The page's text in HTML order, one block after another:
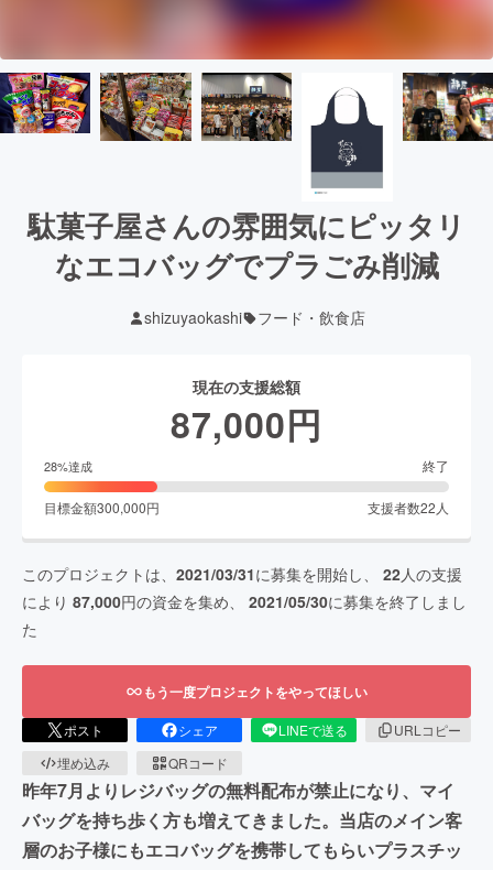
駄菓子屋さんの雰囲気にピッタリ
なエコバッグでプラごみ削減
shizuyaokashi フード・飲食店
現在の支援総額
87,000円
28%達成 終了
目標金額300,000円 支援者数22 人
このプロジェクトは、 2021/03/31に募集を開始し、 22人の支援
により 87,000円の資金を集め、 2021/05/30に募集を終了しまし
た
もう一度プロジェクトをやってほしい
ポスト シェア LINEで送る
URLコピー
埋め込み
QRコード
昨年7月よりレジバッグの無料配布が禁止になり、マイ
バッグを持ち歩く方も増えてきました。当店のメイン客
層のお子様にもエコバッグを携帯してもらいプラスチッ